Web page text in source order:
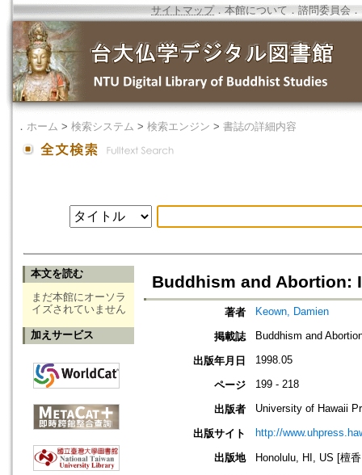
サイトマップ．本館について ． 諮問委員会 ．
． ホーム > 検索システム > 検索エンジン > 書誌の詳細内容
本文を読む
まだ本館にオーソラ
イズされていません
加えサービス
Buddhism and Abortion:
著者 Keown, Damien
掲載誌 Buddhism and
出版年月日 1998.05
ページ 199 - 218
出版者 University of Hawaii
出版サイト http://
出版地
Honolulu, HI, US [檀